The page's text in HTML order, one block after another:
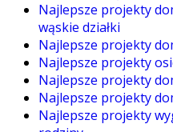
Najlepsze projekty
wąskie działki
Najlepsze projekty
Najlepsze projekty
Najlepsze projekty
Najlepsze projekty
Najlepsze projekty